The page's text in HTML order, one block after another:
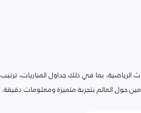
بما في ذلك جداول المباريات، ترتيب
حول العالم بتجربة متميزة ومعلومات دقيقة.